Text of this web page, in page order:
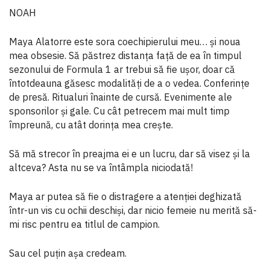
NOAH
Maya Alatorre este sora coechipierului meu… și noua
mea obsesie. Să păstrez distanța față de ea în timpul
sezonului de Formula 1 ar trebui să fie ușor, doar că
întotdeauna găsesc modalități de a o vedea. Conferințe
de presă. Ritualuri înainte de cursă. Evenimente ale
sponsorilor și gale. Cu cât petrecem mai mult timp
împreună, cu atât dorința mea crește.
Să mă strecor în preajma ei e un lucru, dar să visez și la
altceva? Asta nu se va întâmpla niciodată!
Maya ar putea să fie o distragere a atenției deghizată
într-un vis cu ochii deschiși, dar nicio femeie nu merită să-
mi risc pentru ea titlul de campion.
Sau cel puțin așa credeam.